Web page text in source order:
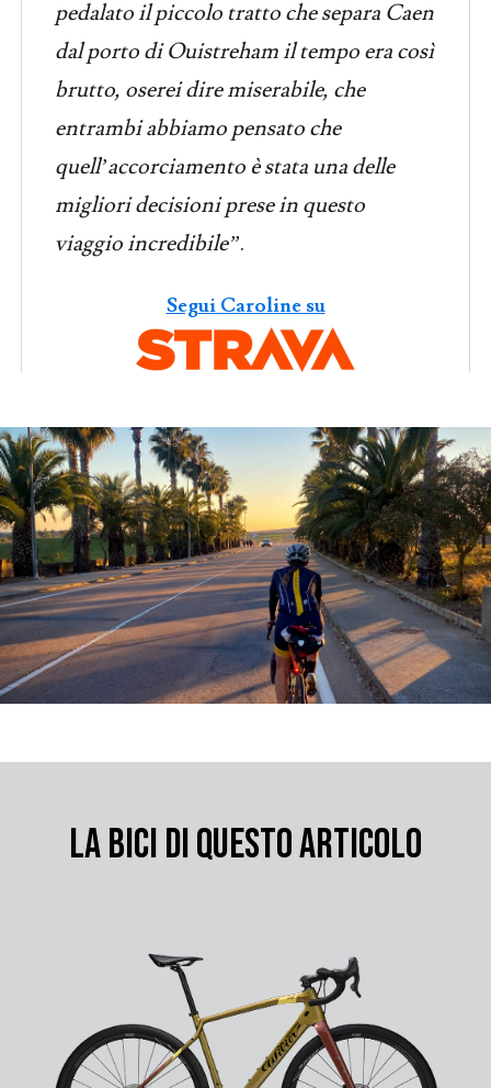
pedalato il piccolo tratto che separa Caen
dal porto di Ouistreham il tempo era così
brutto, oserei dire miserabile, che
entrambi abbiamo pensato che
quell’accorciamento è stata una delle
migliori decisioni prese in questo
viaggio incredibile”.
Segui Caroline su
LA BICI DI QUESTO ARTICOLO